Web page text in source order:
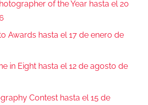
of the Year hasta el 20
Awards hasta el 17 de enero de
in Eight hasta el 12 de agosto de
Contest hasta el 15 de